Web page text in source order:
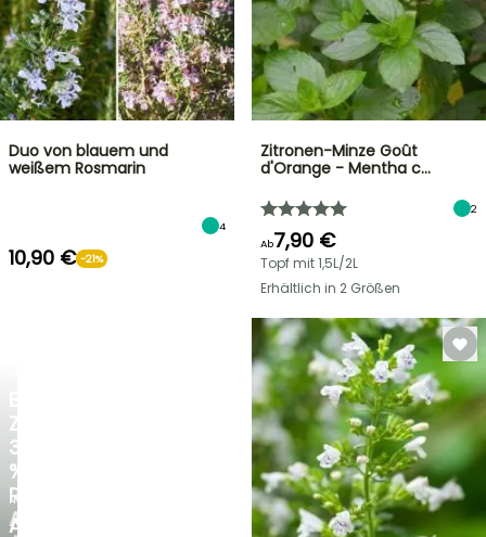
ZU
30
%
RABATT
AUF
NEU
AGAPANTHUS
Duo von blauem und
weißem Rosmarin
4
10,90 € -21%
Zitronen-Minze Goût
d'Orange - Mentha c…
2
Ab7,90 €
Topf mit 1,5L/2L
Erhältlich in 2 Größen